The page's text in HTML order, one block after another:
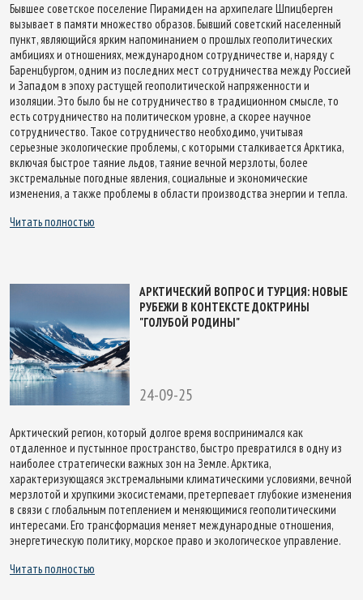
Бывшее советское поселение Пирамиден на архипелаге Шпицберген
вызывает в памяти множество образов. Бывший советский населенный
пункт, являющийся ярким напоминанием о прошлых геополитических
амбициях и отношениях, международном сотрудничестве и, наряду с
Баренцбургом, одним из последних мест сотрудничества между Россией
и Западом в эпоху растущей геополитической напряженности и
изоляции. Это было бы не сотрудничество в традиционном смысле, то
есть сотрудничество на политическом уровне, а скорее научное
сотрудничество. Такое сотрудничество необходимо, учитывая
серьезные экологические проблемы, с которыми сталкивается Арктика,
включая быстрое таяние льдов, таяние вечной мерзлоты, более
экстремальные погодные явления, социальные и экономические
изменения, а также проблемы в области производства энергии и тепла.
Читать полностью
АРКТИЧЕСКИЙ ВОПРОС И ТУРЦИЯ: НОВЫЕ
РУБЕЖИ В КОНТЕКСТЕ ДОКТРИНЫ
"ГОЛУБОЙ РОДИНЫ"
24-09-25
Арктический регион, который долгое время воспринимался как
отдаленное и пустынное пространство, быстро превратился в одну из
наиболее стратегически важных зон на Земле. Арктика,
характеризующаяся экстремальными климатическими условиями, вечной
мерзлотой и хрупкими экосистемами, претерпевает глубокие изменения
в связи с глобальным потеплением и меняющимися геополитическими
интересами. Его трансформация меняет международные отношения,
энергетическую политику, морское право и экологическое управление.
Читать полностью